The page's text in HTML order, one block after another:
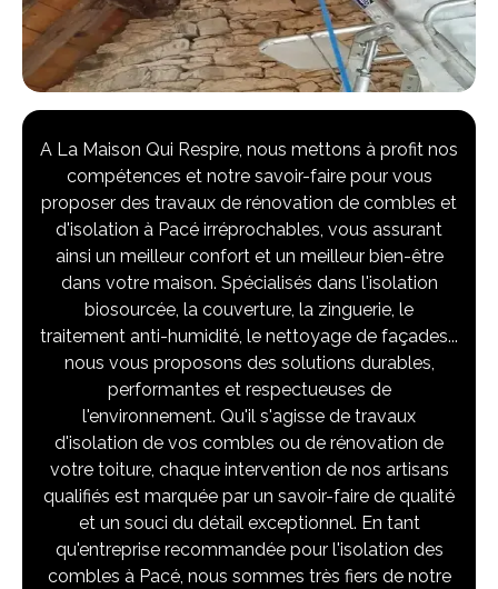
A La Maison Qui Respire, nous mettons à profit nos
compétences et notre savoir-faire pour vous
proposer des travaux de rénovation de combles et
d'isolation à Pacé irréprochables, vous assurant
ainsi un meilleur confort et un meilleur bien-être
dans votre maison. Spécialisés dans l'isolation
biosourcée, la couverture, la zinguerie, le
traitement anti-humidité, le nettoyage de façades...
nous vous proposons des solutions durables,
performantes et respectueuses de
l'environnement. Qu'il s'agisse de travaux
d'isolation de vos combles ou de rénovation de
votre toiture, chaque intervention de nos artisans
qualifiés est marquée par un savoir-faire de qualité
et un souci du détail exceptionnel. En tant
qu'entreprise recommandée pour l'isolation des
combles à Pacé, nous sommes très fiers de notre